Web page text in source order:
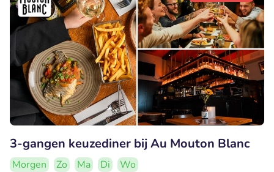
3-gangen keuzediner bij Au Mouton Blanc
Morgen Zo Ma Di
Wo